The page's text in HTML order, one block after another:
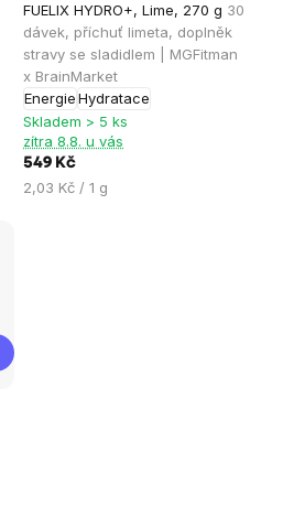
FUELIX HYDRO+, Lime, 270 g 30
dávek, příchuť limeta, doplněk
stravy se sladidlem | MGFitman
x BrainMarket
EnergieHydratace
hodnocení
produktu
je
2,0
z
5
hvězdiček.
Skladem > 5 ks
zítra 8.8. u vás
549 Kč
Měrná
2,03 Kč / 1 g